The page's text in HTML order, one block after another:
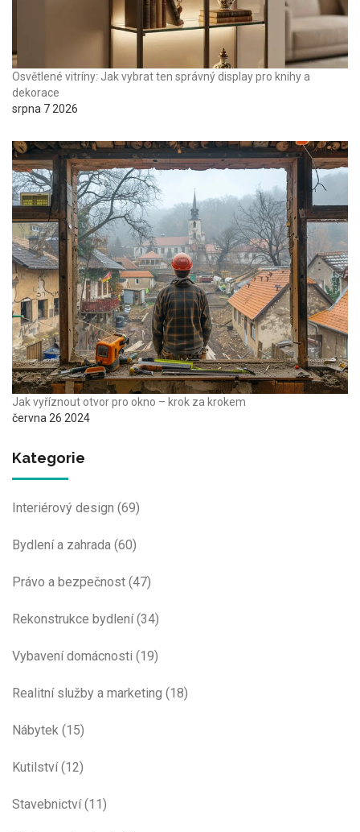
Osvětlené vitríny: Jak vybrat ten správný display pro knihy a
dekorace
srpna 7 2026
Jak vyříznout otvor pro okno – krok za krokem
června 26 2024
Kategorie
Interiérový design (69)
Bydlení a zahrada (60)
Právo a bezpečnost (47)
Rekonstrukce bydlení(34)
Vybavení domácnosti (19)
Realitní služby a marketing (18)
Nábytek (15)
Kutilství(12)
Stavebnictví(11)